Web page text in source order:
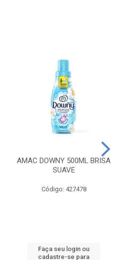
AMAC DOWNY 500ML BRISA
SUAVE
Código: 427478
Faça seu login ou
cadastre-se para